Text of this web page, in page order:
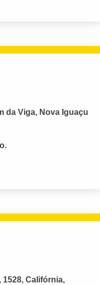
da Viga, Nova Iguaçu
Califórnia,